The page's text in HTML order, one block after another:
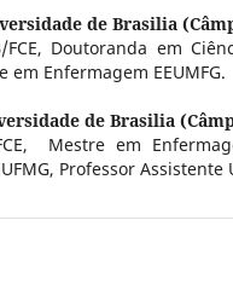
de Brasilia
FCE, Doutoranda em
em Enfermagem EEUMFG.
de Brasilia
Mestre em
Professor Assistente